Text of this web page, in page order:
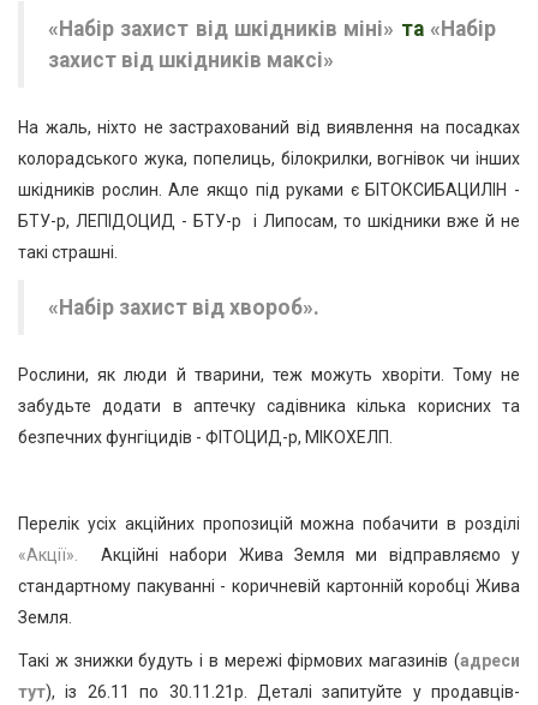
«Набір захист від шкідників міні» та«Набір
захист від шкідників максі»
На жаль, ніхто не застрахований від виявлення на посадках
колорадського жука, попелиць, білокрилки, вогнівок чи інших
шкідників рослин. Але якщо під руками є БІТОКСИБАЦИЛІН -
БТУ-р, ЛЕПІДОЦИД - БТУ-р і Липосам, то шкідники вже й не
такі страшні.
«Набір захист від хвороб».
Рослини, як люди й тварини, теж можуть хворіти. Тому не
забудьте додати в аптечку садівника кілька корисних та
безпечних фунгіцидів - ФІТОЦИД-р, МІКОХЕЛП.
Перелік усіх акційних пропозицій можна побачити в розділі
«Акції». Акційні набори Жива Земля ми відправляємо у
стандартному пакуванні - коричневій картонній коробці Жива
Земля.
Такі ж знижки будуть і в мережі фірмових магазинів (адреси
тут), із 26.11 по 30.11.21р. Деталі запитуйте у продавців-